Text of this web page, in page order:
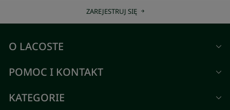
ZAREJESTRUJ SIĘ
O LACOSTE
POMOC I KONTAKT
KATEGORIE